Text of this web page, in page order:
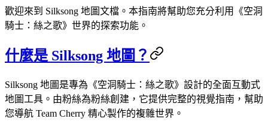
歡迎來到 Silksong 地圖文檔。本指南將幫助您充分利用《空洞
騎士：絲之歌》世界的探索功能。
什麼是 Silksong 地圖？
Silksong 地圖是專為《空洞騎士：絲之歌》設計的全面互動式
地圖工具。由粉絲為粉絲創建，它提供完整的視覺指南，幫助
您導航 Team Cherry 精心製作的複雜世界。